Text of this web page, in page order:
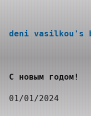
Перейти
к
содержимому
deni vasilkou's
С новым годом!
01/01/2024